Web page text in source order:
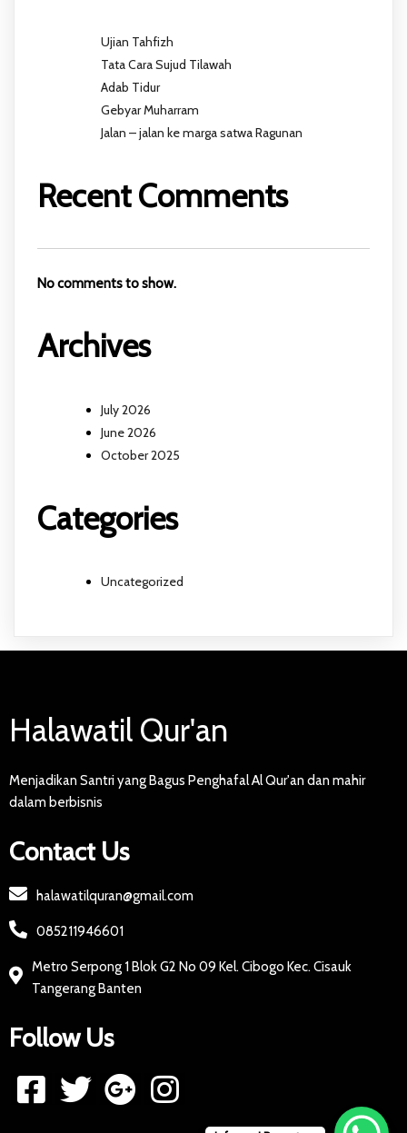
Ujian Tahfizh
Tata Cara Sujud Tilawah
Adab Tidur
Gebyar Muharram
Jalan – jalan ke marga satwa Ragunan
Recent Comments
No comments to show.
Archives
July 2026
June 2026
October 2025
Categories
Uncategorized
Halawatil Qur'an
Menjadikan Santri yang Bagus Penghafal Al Qur'an dan mahir
dalam berbisnis
Contact Us
halawatilquran@gmail.com
085211946601
Metro Serpong 1 Blok G2 No 09 Kel. Cibogo Kec. Cisauk
Tangerang Banten
Follow Us